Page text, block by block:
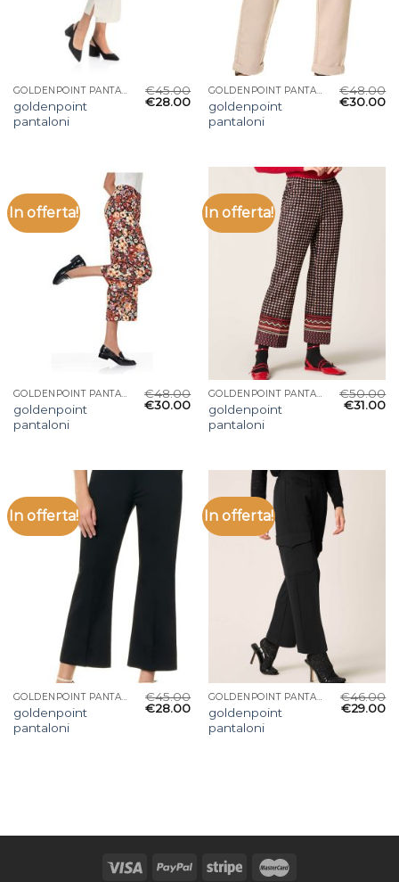
GOLDENPOINT PANTALONI
goldenpoint
pantaloni
€45.00
€28.00
GOLDENPOINT PANTALONI
goldenpoint
pantaloni
€48.00
€30.00
In offerta!
GOLDENPOINT PANTALONI
goldenpoint
pantaloni
€48.00
€30.00
In offerta!
GOLDENPOINT PANTALONI
goldenpoint
pantaloni
€50.00
€31.00
In offerta!
GOLDENPOINT PANTALONI
goldenpoint
pantaloni
€45.00
€28.00
In offerta!
GOLDENPOINT PANTALONI
goldenpoint
pantaloni
€46.00
€29.00